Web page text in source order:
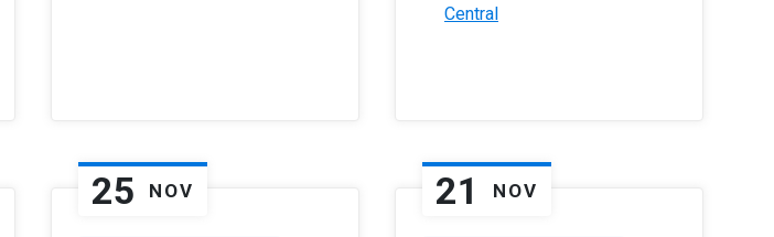
Central
25 NOV 21 NOV